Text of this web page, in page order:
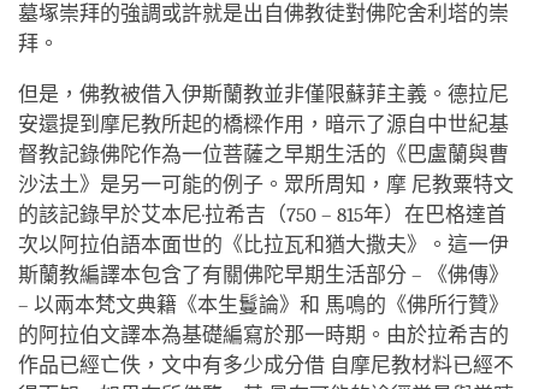
墓塚崇拜的強調或許就是出自佛教徒對佛陀舍利塔的崇
拜。
但是，佛教被借入伊斯蘭教並非僅限蘇菲主義。德拉尼
安還提到摩尼教所起的橋樑作用，暗示了源自中世紀基
督教記錄佛陀作為一位菩薩之早期生活的《巴盧蘭與曹
沙法土》是另一可能的例子。眾所周知，摩 尼教粟特文
的該記錄早於艾本尼·拉希吉（750 – 815年）在巴格達首
次以阿拉伯語本面世的《比拉瓦和猶大撒夫》。這一伊
斯蘭教編譯本包含了有關佛陀早期生活部分 – 《佛傳》
– 以兩本梵文典籍《本生鬘論》和 馬鳴的《佛所行贊》
的阿拉伯文譯本為基礎編寫於那一時期。由於拉希吉的
作品已經亡佚，文中有多少成分借 自摩尼教材料已經不